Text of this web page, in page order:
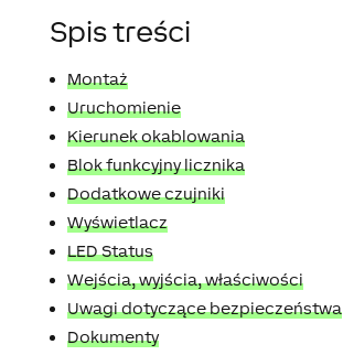
Spis treści
Montaż
Uruchomienie
Kierunek okablowania
Blok funkcyjny licznika
Dodatkowe czujniki
Wyświetlacz
LED Status
Wejścia, wyjścia, właściwości
Uwagi dotyczące bezpieczeństwa
Dokumenty